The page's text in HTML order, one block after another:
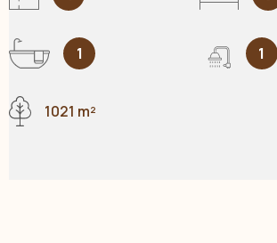
1 1
1021 m²